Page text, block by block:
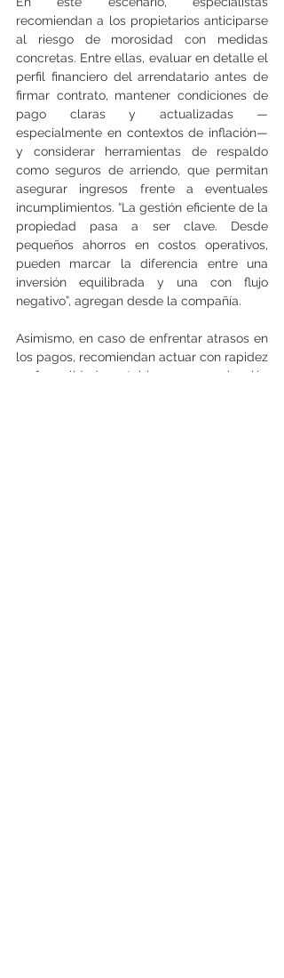
recomiendan a los propietarios anticiparse
al riesgo de morosidad con medidas
concretas. Entre ellas, evaluar en detalle el
perfil financiero del arrendatario antes de
firmar contrato, mantener condiciones de
pago claras y actualizadas —
especialmente en contextos de inflación—
y considerar herramientas de respaldo
como seguros de arriendo, que permitan
asegurar ingresos frente a eventuales
incumplimientos. “La gestión eficiente de la
propiedad pasa a ser clave. Desde
pequeños ahorros en costos operativos,
pueden marcar la diferencia entre una
inversión equilibrada y una con flujo
negativo”, agregan desde la compañía.
Asimismo, en caso de enfrentar atrasos en
los pagos, recomiendan actuar con rapidez
y formalidad: establecer comunicación